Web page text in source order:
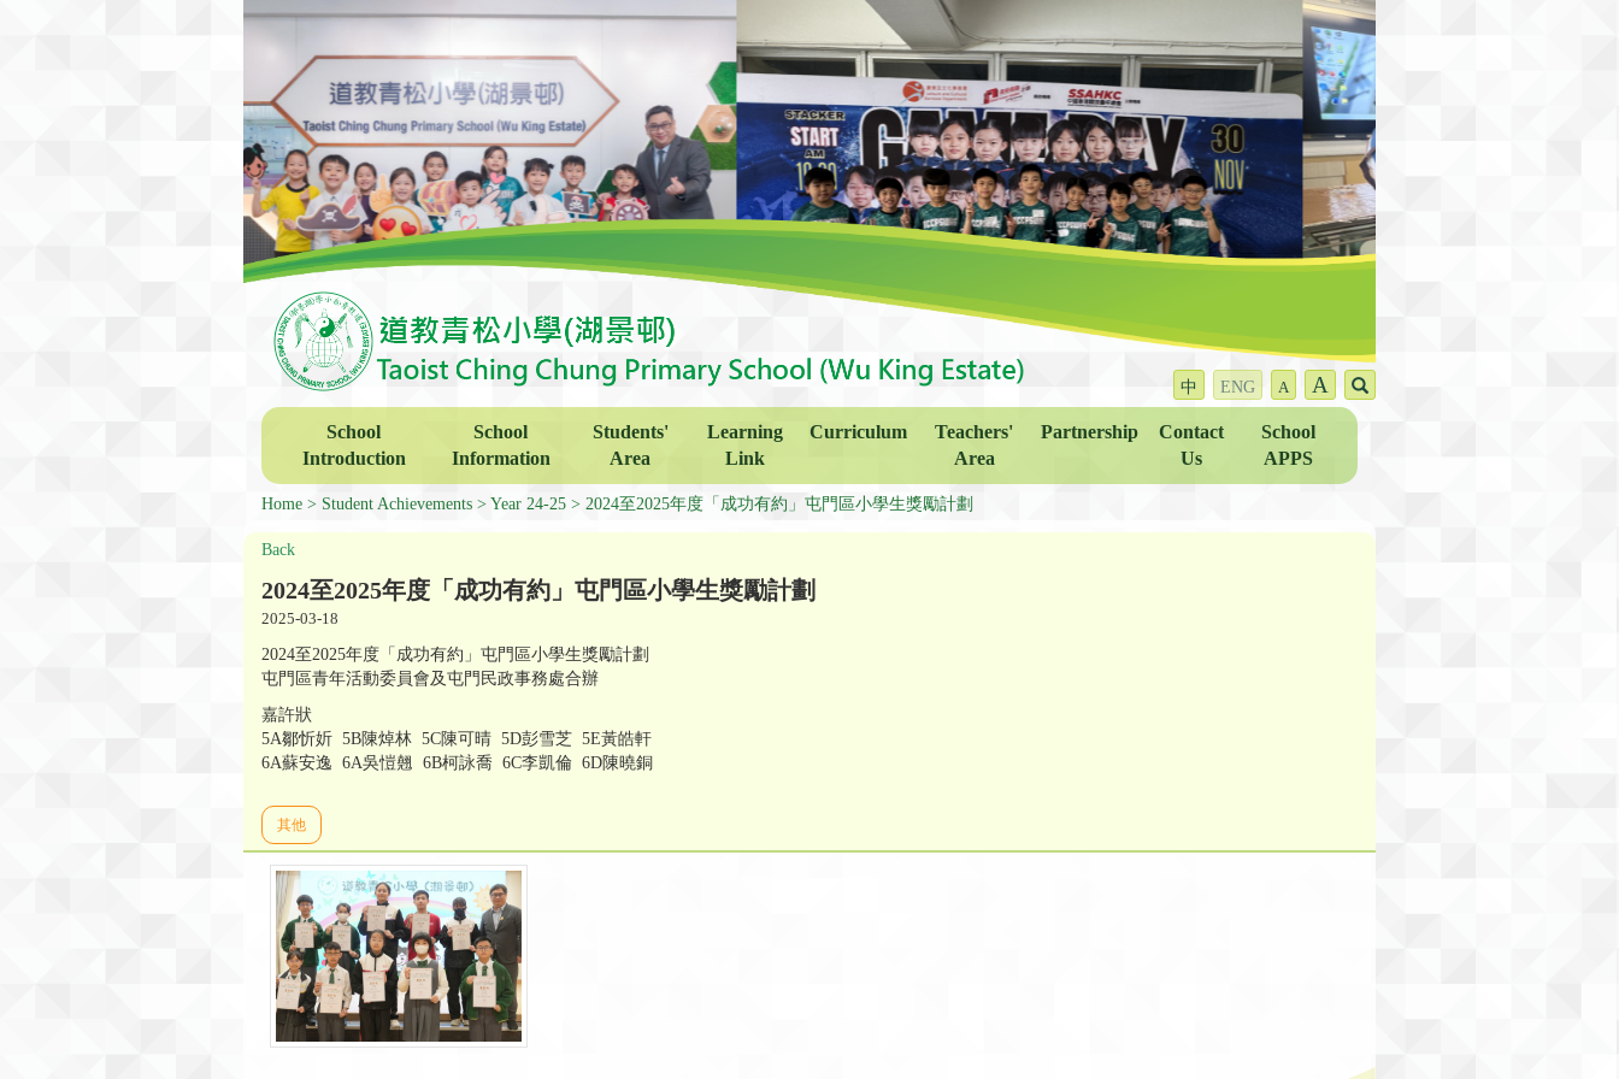
中 ENG A A
School
Introduction
School
Information
Students'
Area
Learning
Link
Curriculum
Teachers'
Area
Partnership
Contact
Us
School
APPS
Home Student Achievements Year 24-25 2024至2025年度「成功有約」屯門區小學生獎勵計劃
Back
2024至2025年度「成功有約」屯門區小學生獎勵計劃
2025-03-18
2024至2025年度「成功有約」屯門區小學生獎勵計劃
屯門區青年活動委員會及屯門民政事務處合辦
嘉許狀
5A鄒忻妡 5B陳焯林 5C陳可晴 5D彭雪芝 5E黃皓軒
6A蘇安逸 6A吳愷翹 6B柯詠喬 6C李凱倫 6D陳曉銅
其他